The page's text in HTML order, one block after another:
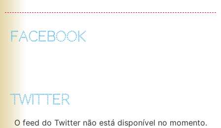
FACEBOOK
TWITTER
O feed do Twitter não está disponível no momento.